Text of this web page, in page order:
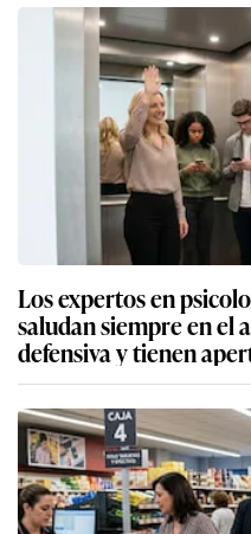
Los expertos en
saludan siempre en el
defensiva y tienen